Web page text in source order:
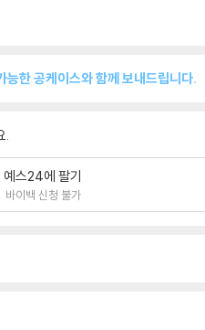
능한 공케이스와 함께 보내드립니다.
.
예스24에 팔기
바이백 신청 불가